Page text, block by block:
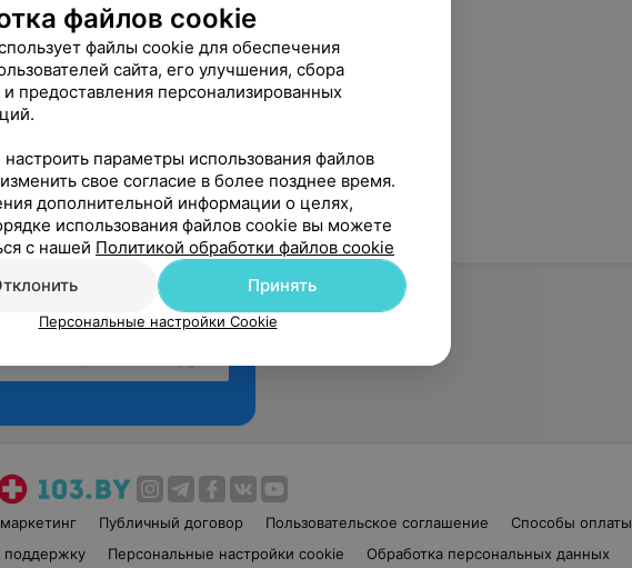
Публичный договор Пользовательское соглашение Способы оплаты
поддержку Персональные настройки cookie Обработка персональных данных
файлов cookie
файлы cookie для обеспечения
сайта, его улучшения, сбора
и предоставления персонализированных
параметры использования файлов
свое согласие в более позднее время.
дополнительной информации о целях,
использования файлов cookie вы можете
с нашей Политикой обработки файлов cookie
Принять
Персональные настройки Cookie